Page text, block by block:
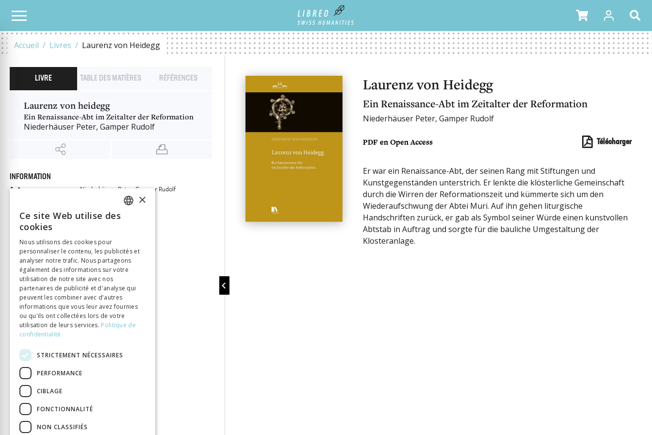
Accueil Livres Laurenz von Heidegg
NOTRE CATALOGUE
Laurenz von Heidegg
Ein Renaissance-Abt im Zeitalter der Reformation
Niederhäuser Peter, Gamper Rudolf
PDF en Open Access Télécharger
Er war ein Renaissance-Abt, der seinen Rang mit Stiftungen und
Kunstgegenständen unterstrich. Er lenkte die klösterliche Gemeinschaft
durch die Wirren der Reformationszeit und kümmerte sich um den
Wiederaufschwung der Abtei Muri. Auf ihn gehen liturgische
Handschriften zurück, er gab als Symbol seiner Würde einen kunstvollen
Abtstab in Auftrag und sorgte für die bauliche Umgestaltung der
Klosteranlage.
LIVRE TABLE DES MATIÈRES RÉFÉRENCES
Laurenz von heidegg
Ein Renaissance-Abt im Zeitalter der Reformation
Niederhäuser Peter, Gamper Rudolf
INFORMATION
Auteur
Niederhäuser Peter, Gamper Rudolf
ISBN
9783034017480
Langue
Collection
Murensia
Nombre de pages
72
Parution
1 janv. 2024
Type de livre
Ouvrage collectif
DOI
10.33058/chronos.1748
ITALIAN
×
Ce site Web utilise des
cookies
Nous utilisons des cookies pour
personnaliser le contenu, les publicités et
analyser notre trafic. Nous partageons
également des informations sur votre
utilisation de notre site avec nos
partenaires de publicité et d'analyse qui
peuvent les combiner avec d'autres
informations que vous leur avez fournies
ou qu'ils ont collectées lors de votre
utilisation de leurs services. Politique de
confidentialité
STRICTEMENT NÉCESSAIRES
PERFORMANCE
CIBLAGE
FONCTIONNALITÉ
NON CLASSIFIÉS